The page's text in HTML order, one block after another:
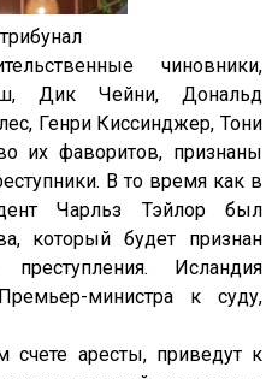
чиновники,
Дик Чейни, Дональд
Генри Киссинджер, Тони
их фаворитов, признаны
В то время как в
Чарльз Тэйлор был
который будет признан
Исландия
министра к суду,
счете аресты, приведут к